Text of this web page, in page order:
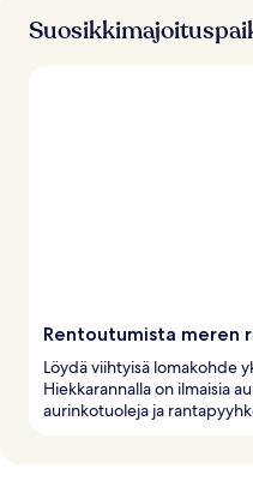
Rentoutumista meren
Löydä viihtyisä lomakohde
Hiekkarannalla on ilmaisia
aurinkotuoleja ja